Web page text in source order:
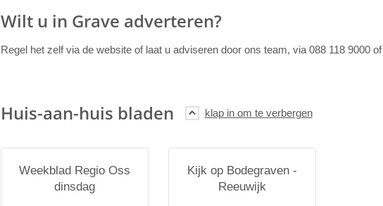
Wilt u in Grave adverteren?
Regel het zelf via de website of laat u adviseren door ons team, via 088 118 9000 of
Huis-aan-huis bladen
Weekblad Regio Oss
dinsdag
Kijk op Bodegraven -
Reeuwijk